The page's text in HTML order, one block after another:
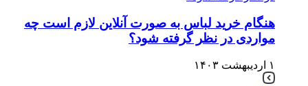
هنگام خرید لباس به صورت آنلاین لازم است چه
مواردی در نظر گرفته شود؟
۱ اردیبهشت ۱۴۰۳